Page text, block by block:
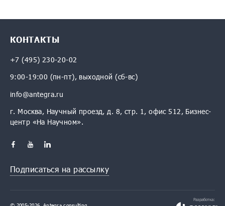
КОНТАКТЫ
+7 (495) 230-20-02
9:00-19:00 (пн-пт), выходной (сб-вс)
info@antegra.ru
г. Москва, Научный проезд, д. 8, стр. 1, офис 512, Бизнес-
центр «На Научном».
Подписаться на рассылку
© 2005-2026, Antegra consulting
Разработка: